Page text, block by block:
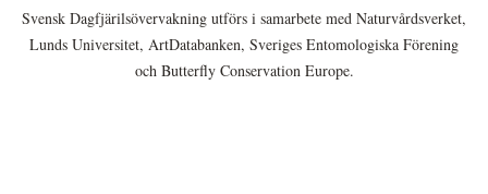
Svensk Dagfjärilsövervakning utförs i samarbete med Naturvårdsverket,
Lunds Universitet, ArtDatabanken, Sveriges Entomologiska Förening
och Butterfly Conservation Europe.